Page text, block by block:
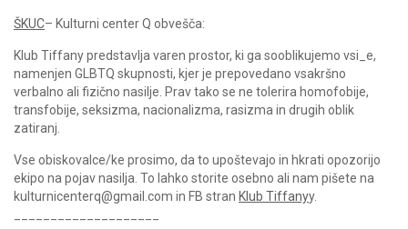
ŠKUC– Kulturni center Q obvešča:
Klub Tiffany predstavlja varen prostor, ki ga sooblikujemo vsi_e,
namenjen GLBTQ skupnosti, kjer je prepovedano vsakršno
verbalno ali fizično nasilje. Prav tako se ne tolerira homofobije,
transfobije, seksizma, nacionalizma, rasizma in drugih oblik
zatiranj.
Vse obiskovalce/ke prosimo, da to upoštevajo in hkrati opozorijo
ekipo na pojav nasilja. To lahko storite osebno ali nam pišete na
kulturnicenterq@gmail.com in FB stran Klub Tiffanyy.